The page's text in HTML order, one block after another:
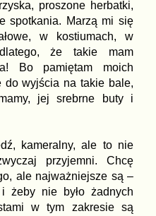
proszone herbatki,
spotkania. Marzą mi się
w kostiumach, w
że takie mam
Bo pamiętam moich
do wyjścia na takie bale,
jej srebrne buty i
kameralny, ale to nie
przyjemni. Chcę
ale najważniejsze są –
żeby nie było żadnych
w tym zakresie są